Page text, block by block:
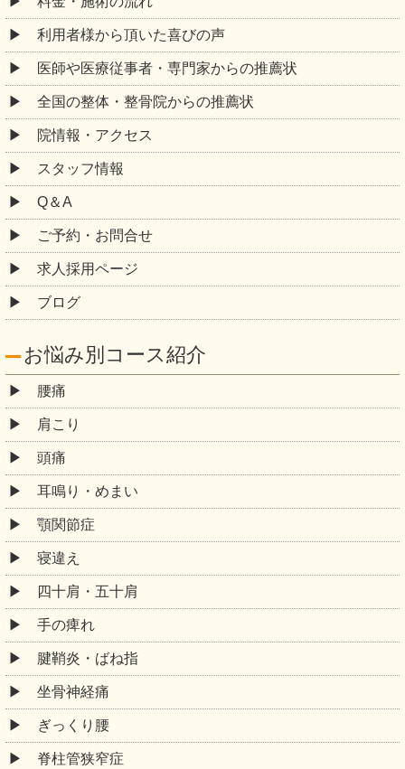
利用者様から頂いた喜びの声
医師や医療従事者・専門家からの推薦状
全国の整体・整骨院からの推薦状
院情報・アクセス
スタッフ情報
Q＆A
ご予約・お問合せ
求人採用ページ
ブログ
お悩み別コース紹介
腰痛
肩こり
頭痛
耳鳴り・めまい
顎関節症
寝違え
四十肩・五十肩
手の痺れ
腱鞘炎・ばね指
坐骨神経痛
ぎっくり腰
脊柱管狭窄症